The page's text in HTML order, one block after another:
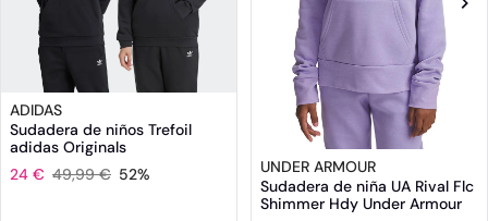
ADIDAS
Sudadera de niños Trefoil
adidas Originals
24 € 49,99 € 52%
UNDER ARMOUR
Sudadera de niña UA Rival Flc
Shimmer Hdy Under Armour